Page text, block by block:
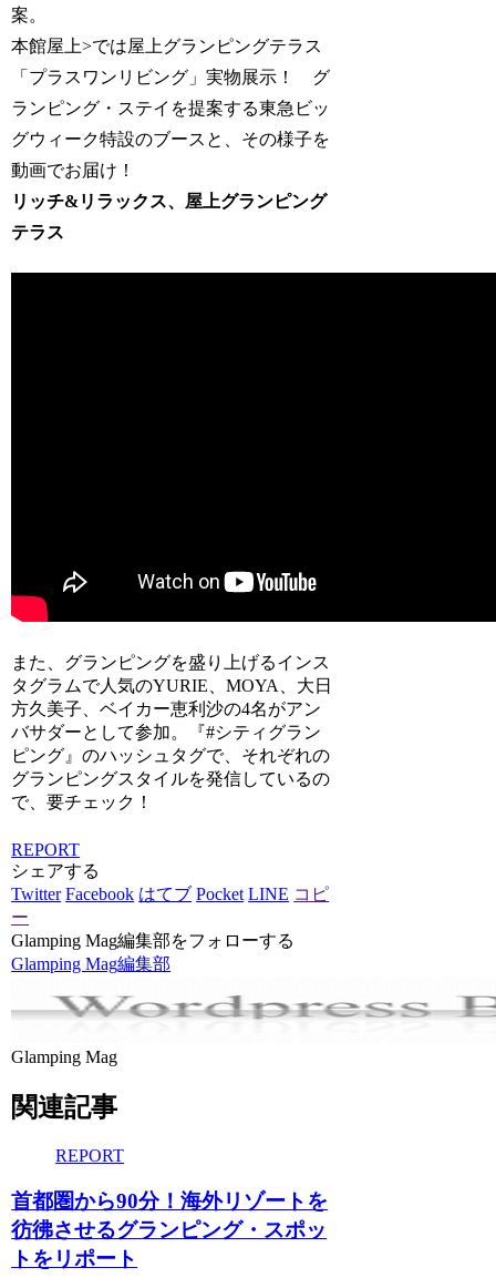
案。
本館屋上>では屋上グランピングテラス
「プラスワンリビング」実物展示！ グ
ランピング・ステイを提案する東急ビッ
グウィーク特設のブースと、その様子を
動画でお届け！
リッチ&リラックス、屋上グランピング
テラス
また、グランピングを盛り上げるインス
タグラムで人気のYURIE、MOYA、大日
方久美子、ベイカー恵利沙の4名がアン
バサダーとして参加。『#シティグラン
ピング』のハッシュタグで、それぞれの
グランピングスタイルを発信しているの
で、要チェック！
REPORT
シェアする
Twitter Facebook はてブ Pocket LINE コピ
ー
Glamping Mag編集部をフォローする
Glamping Mag編集部
Glamping Mag
関連記事
REPORT
首都圏から90分！海外リゾートを
彷彿させるグランピング・スポッ
トをリポート